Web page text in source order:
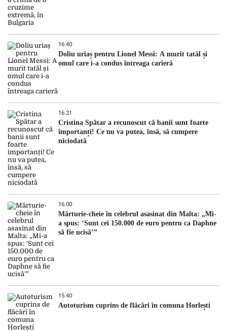
16:40
Doliu uriaș pentru Lionel Messi: A murit tatăl și
omul care i-a condus întreaga carieră
16:21
Cristina Spătar a recunoscut că banii sunt foarte
importanți! Ce nu va putea, însă, să cumpere
niciodată
16:00
Mărturie-cheie în celebrul asasinat din Malta: „Mi-
a spus: ‘Sunt cei 150.000 de euro pentru ca Daphne
să fie ucisă’”
15:40
Autoturism cuprins de flăcări în comuna Horlești